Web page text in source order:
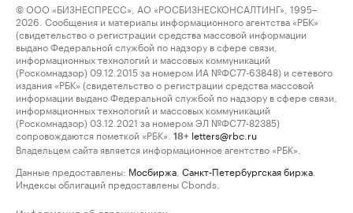
© ООО «БИЗНЕСПРЕСС», АО «РОСБИЗНЕСКОНСАЛТИНГ», 1995–
2026. Сообщения и материалы информационного агентства «РБК»
(свидетельство о регистрации средства массовой информации
выдано Федеральной службой по надзору в сфере связи,
информационных технологий и массовых коммуникаций
(Роскомнадзор) 09.12.2015 за номером ИА №ФС77-63848) и сетевого
издания «РБК» (свидетельство о регистрации средства массовой
информации выдано Федеральной службой по надзору в сфере связи,
информационных технологий и массовых коммуникаций
(Роскомнадзор) 03.12.2021 за номером ЭЛ №ФС77-82385)
сопровождаются пометкой «РБК».
18+ letters@rbc.ru
Владельцем сайта является информационное агентство «РБК».
Данные предоставлены: Мосбиржа Санкт-Петербургская биржа
Индексы облигаций предоставлены Cbonds.